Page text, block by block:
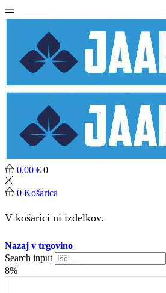
0,00 € 0
0 Košarica
V košarici ni izdelkov.
Nazaj v trgovino
Search input
8%